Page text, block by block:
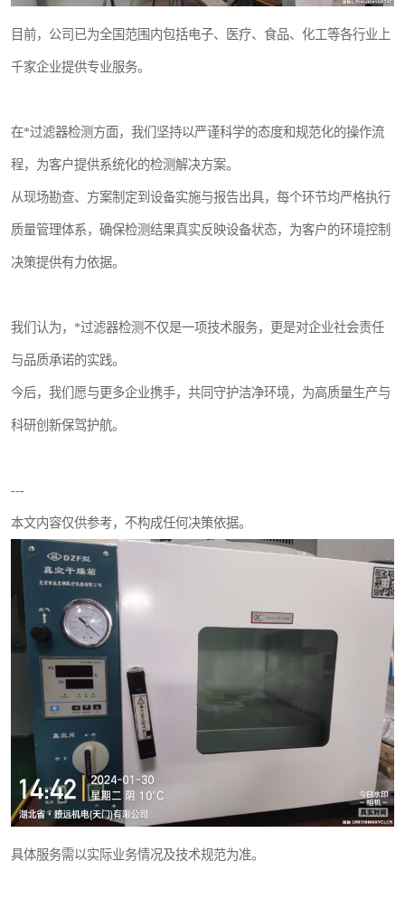
目前，公司已为全国范围内包括电子、医疗、食品、化工等各行业上
千家企业提供专业服务。
在*过滤器检测方面，我们坚持以严谨科学的态度和规范化的操作流
程，为客户提供系统化的检测解决方案。
从现场勘查、方案制定到设备实施与报告出具，每个环节均严格执行
质量管理体系，确保检测结果真实反映设备状态，为客户的环境控制
决策提供有力依据。
我们认为，*过滤器检测不仅是一项技术服务，更是对企业社会责任
与品质承诺的实践。
今后，我们愿与更多企业携手，共同守护洁净环境，为高质量生产与
科研创新保驾护航。
---
本文内容仅供参考，不构成任何决策依据。
具体服务需以实际业务情况及技术规范为准。